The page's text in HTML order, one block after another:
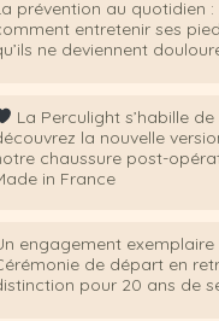
prévention au quotidien :
entretenir ses
ne deviennent
La Perculight s’habille de
la nouvelle
chaussure post-
in France
engagement exemplaire
de départ en
pour 20 ans de